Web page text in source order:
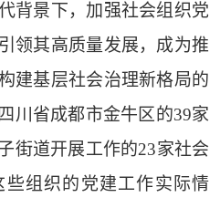
背景下，加强社会组织党
领其高质量发展，成为推
建基层社会治理新格局的
川省成都市金牛区的39家
街道开展工作的23家社会
组织的党建工作实际情